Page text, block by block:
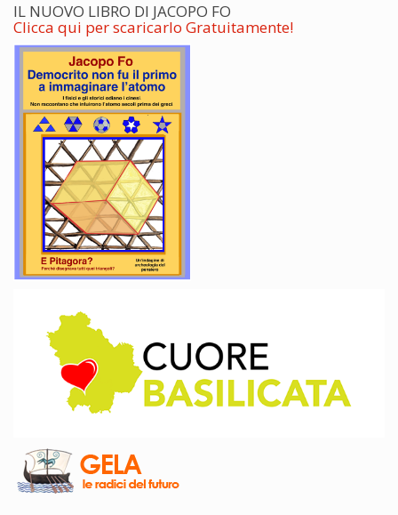
IL NUOVO LIBRO DI JACOPO FO
Clicca qui per scaricarlo Gratuitamente!